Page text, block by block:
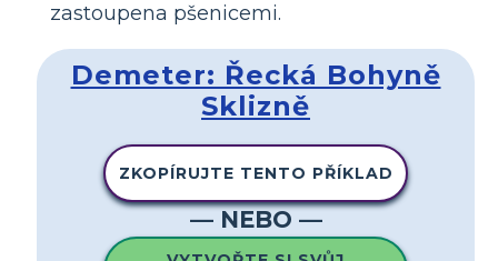
zastoupena pšenicemi.
Demeter: Řecká Bohyně
Sklizně
ZKOPÍRUJTE TENTO PŘÍKLAD
— NEBO —